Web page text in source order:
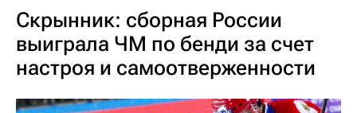
Скрынник: сборная России
выиграла ЧМ по бенди за счет
настроя и самоотверженности